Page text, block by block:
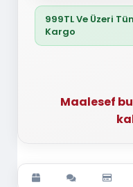
999TL Ve Üzeri
Kargo
Maalesef